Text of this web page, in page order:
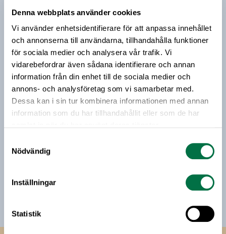
Denna webbplats använder cookies
Vi använder enhetsidentifierare för att anpassa innehållet
och annonserna till användarna, tillhandahålla funktioner
för sociala medier och analysera vår trafik. Vi
vidarebefordrar även sådana identifierare och annan
information från din enhet till de sociala medier och
annons- och analysföretag som vi samarbetar med.
Dessa kan i sin tur kombinera informationen med annan
information som du har tillhandahållit eller som de har
Nödvändig
Inställningar
Statistik
livsmedel efter corona. Det visar
Livsmedelsföretagens senaste konjunkturbrev.
Prenumerera på vårt nyhetsbrev
Vårt nyhetsbrev kommer ut 3-4 gånger i månaden och
riktar sig till alla med ett intresse för
livsmedelsföretagande och den svenska
livsmedelsbranschen. När du anmäler dig till vårt
nyhetsbrev godkänner du Livsmedelsföretagens
hantering av personuppgifter.
Jag vill få relevant information från Livsmedelsföretagen
sälja min personliga information. Jag kan när som helst
avsluta prenumerationen.